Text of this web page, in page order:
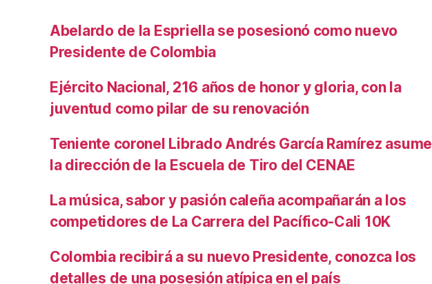
Abelardo de la Espriella se posesionó como nuevo
Presidente de Colombia
Ejército Nacional, 216 años de honor y gloria, con la
juventud como pilar de su renovación
Teniente coronel Librado Andrés García Ramírez asume
la dirección de la Escuela de Tiro del CENAE
La música, sabor y pasión caleña acompañarán a los
competidores de La Carrera del Pacífico-Cali 10K
Colombia recibirá a su nuevo Presidente, conozca los
detalles de una posesión atípica en el país